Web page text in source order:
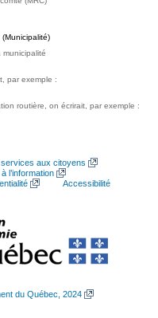
par exemple :
routière, on écrirait, par exemple :
aux citoyens
l’information
Accessibilité
du Québec, 2024